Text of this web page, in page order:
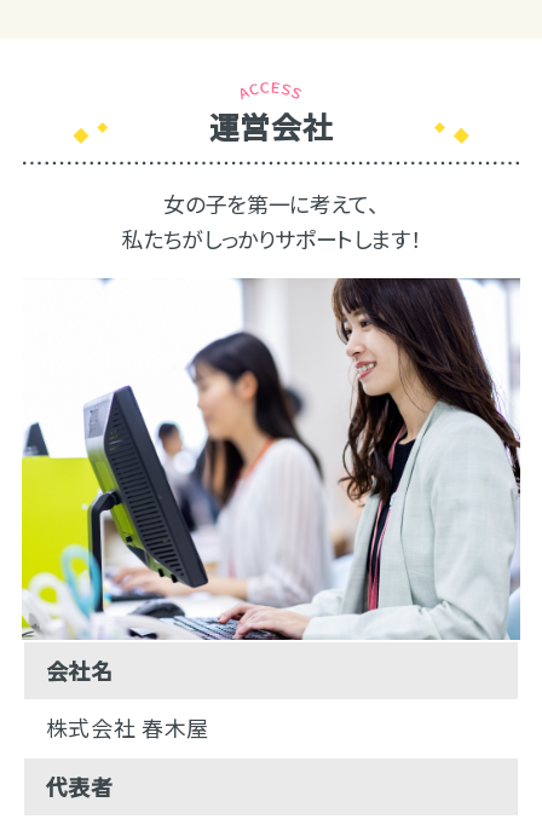
運営会社
女の子を第一に考えて、
私たちがしっかりサポートします！
会社名
株式会社 春木屋
代表者